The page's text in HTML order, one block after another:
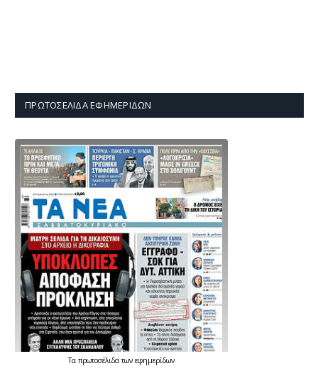
ΠΡΩΤΟΣΈΛΙΔΑ ΕΦΗΜΕΡΊΔΩΝ
Τα πρωτοσέλιδατων εφημερίδων